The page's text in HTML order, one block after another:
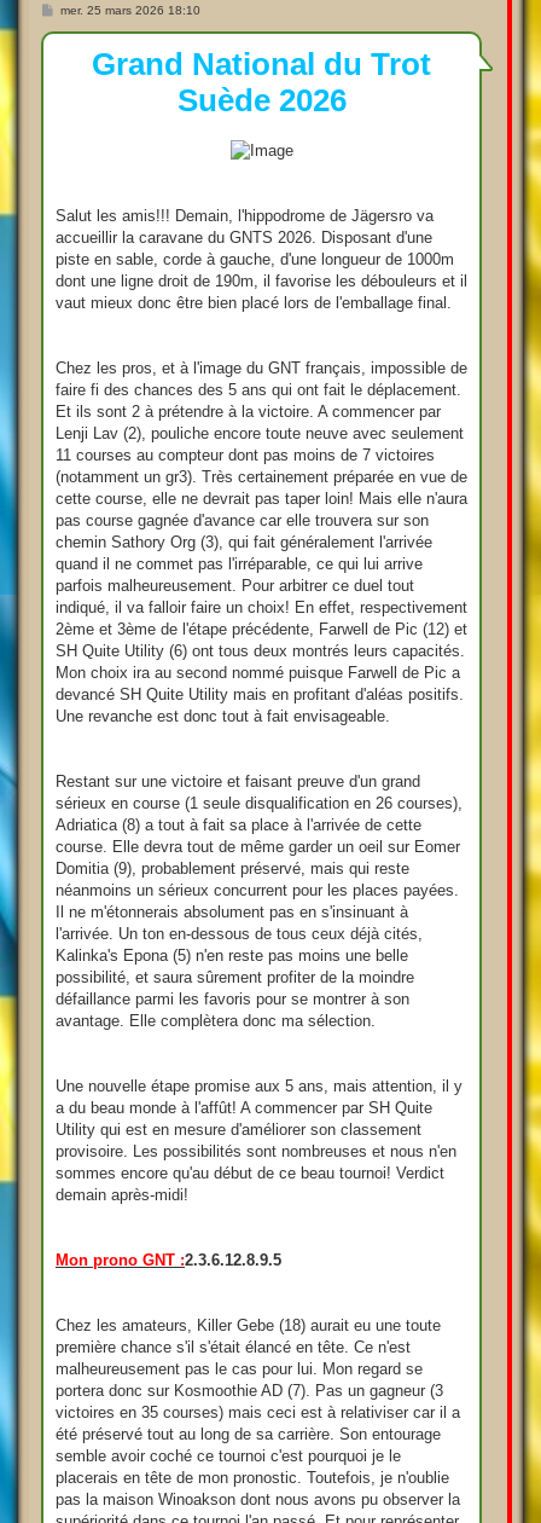
M
s
mer. 25 mars 2026 18:10
Grand National du Trot
Suède 2026
Salut les amis!!! Demain, l'hippodrome de Jägersro va
accueillir la caravane du GNTS 2026. Disposant d'une
piste en sable, corde à gauche, d'une longueur de 1000m
dont une ligne droit de 190m, il favorise les débouleurs et il
vaut mieux donc être bien placé lors de l'emballage final.
Chez les pros, et à l'image du GNT français, impossible de
faire fi des chances des 5 ans qui ont fait le déplacement.
Et ils sont 2 à prétendre à la victoire. A commencer par
Lenji Lav (2), pouliche encore toute neuve avec seulement
11 courses au compteur dont pas moins de 7 victoires
(notamment un gr3). Très certainement préparée en vue de
cette course, elle ne devrait pas taper loin! Mais elle n'aura
pas course gagnée d'avance car elle trouvera sur son
chemin Sathory Org (3), qui fait généralement l'arrivée
quand il ne commet pas l'irréparable, ce qui lui arrive
parfois malheureusement. Pour arbitrer ce duel tout
indiqué, il va falloir faire un choix! En effet, respectivement
2ème et 3ème de l'étape précédente, Farwell de Pic (12) et
SH Quite Utility (6) ont tous deux montrés leurs capacités.
Mon choix ira au second nommé puisque Farwell de Pic a
devancé SH Quite Utility mais en profitant d'aléas positifs.
Une revanche est donc tout à fait envisageable.
Restant sur une victoire et faisant preuve d'un grand
sérieux en course (1 seule disqualification en 26 courses),
Adriatica (8) a tout à fait sa place à l'arrivée de cette
course. Elle devra tout de même garder un oeil sur Eomer
Domitia (9), probablement préservé, mais qui reste
néanmoins un sérieux concurrent pour les places payées.
Il ne m'étonnerais absolument pas en s'insinuant à
l'arrivée. Un ton en-dessous de tous ceux déjà cités,
Kalinka's Epona (5) n'en reste pas moins une belle
possibilité, et saura sûrement profiter de la moindre
défaillance parmi les favoris pour se montrer à son
avantage. Elle complètera donc ma sélection.
Une nouvelle étape promise aux 5 ans, mais attention, il y
a du beau monde à l'affût! A commencer par SH Quite
Utility qui est en mesure d'améliorer son classement
provisoire. Les possibilités sont nombreuses et nous n'en
sommes encore qu'au début de ce beau tournoi! Verdict
demain après-midi!
Mon prono GNT :2.3.6.12.8.9.5
Chez les amateurs, Killer Gebe (18) aurait eu une toute
première chance s'il s'était élancé en tête. Ce n'est
malheureusement pas le cas pour lui. Mon regard se
portera donc sur Kosmoothie AD (7). Pas un gagneur (3
victoires en 35 courses) mais ceci est à relativiser car il a
été préservé tout au long de sa carrière. Son entourage
semble avoir coché ce tournoi c'est pourquoi je le
placerais en tête de mon pronostic. Toutefois, je n'oublie
pas la maison Winoakson dont nous avons pu observer la